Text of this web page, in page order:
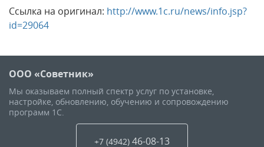
Ссылка на оригинал: http://www.1c.ru/news/info.jsp?
id=29064
ООО «Советник»
Мы оказываем полный спектр услуг по установке,
настройке, обновлению, обучению и сопровождению
программ 1С.
+7 (4942) 46-08-13